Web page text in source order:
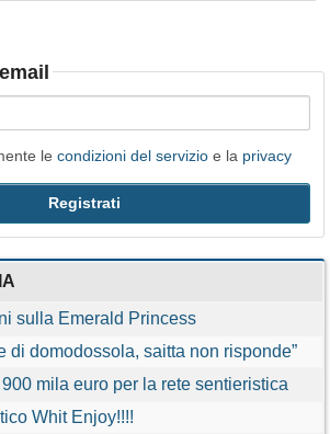
le condizioni del servizio e la privacy
sulla Emerald Princess
di domodossola, saitta non risponde”
mila euro per la rete sentieristica
Whit Enjoy!!!!